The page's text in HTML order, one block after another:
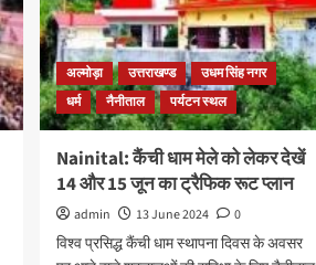
अल्मोड़ा उत्तराखण्ड
उधम सिंह नगर
धर्म
नैनीताल पर्यटन स्थल
Nainital: कैंची धाम मेले को लेकर देखें
14 और 15 जून का ट्रैफिक रूट प्लान
admin 13 June 2024
0
विश्व प्रसिद्ध कैंची धाम स्थापना दिवस के अवसर